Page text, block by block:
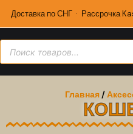
Доставка по СНГ · Рассрочка
Главная /